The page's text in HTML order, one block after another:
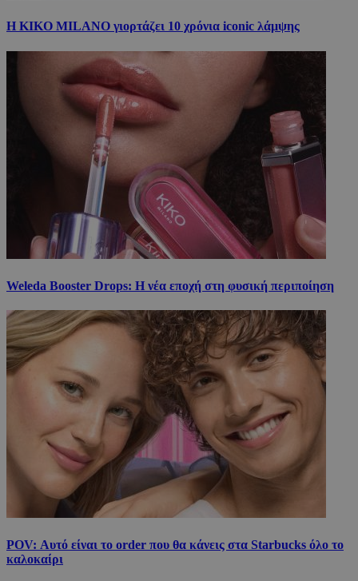
Η KIKO MILANO γιορτάζει 10 χρόνια iconic λάμψης
Weleda Booster Drops: Η νέα εποχή στη φυσική περιποίηση
POV: Αυτό είναι το order που θα κάνεις στα Starbucks όλο το
καλοκαίρι